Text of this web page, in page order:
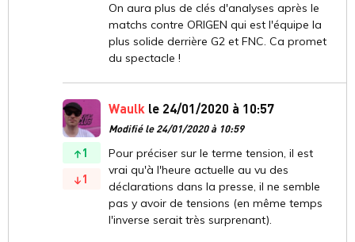
On aura plus de clés d'analyses après le
matchs contre ORIGEN qui est l'équipe la
plus solide derrière G2 et FNC. Ca promet
du spectacle !
1
1
Waulk le 24/01/2020 à 10:57
Modifié le 24/01/2020 à 10:59
Pour préciser sur le terme tension, il est
vrai qu'à l'heure actuelle au vu des
déclarations dans la presse, il ne semble
pas y avoir de tensions (en même temps
l'inverse serait très surprenant).